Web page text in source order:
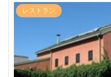
レストラン